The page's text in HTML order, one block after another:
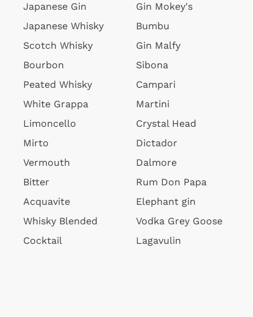
Japanese Gin
Japanese Whisky
Scotch Whisky
Bourbon
Peated Whisky
White Grappa
Limoncello
Mirto
Vermouth
Bitter
Acquavite
Whisky Blended
Cocktail
Gin Mokey's
Bumbu
Gin Malfy
Sibona
Campari
Martini
Crystal Head
Dictador
Dalmore
Rum Don Papa
Elephant gin
Vodka Grey Goose
Lagavulin